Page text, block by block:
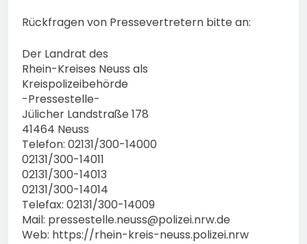
Rückfragen von Pressevertretern bitte an:
Der Landrat des
Rhein-Kreises Neuss als
Kreispolizeibehörde
-Pressestelle-
Jülicher Landstraße 178
41464 Neuss
Telefon: 02131/300-14000
02131/300-14011
02131/300-14013
02131/300-14014
Telefax: 02131/300-14009
Mail: pressestelle.neuss@polizei.nrw.de
Web: https://rhein-kreis-neuss.polizei.nrw